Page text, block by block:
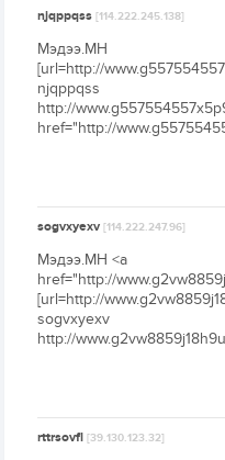
njqppqss[114.222.245.138]
Мэдээ.МН
[url=http://
njqppqss
http://
href="http://
sogvxyexv[114.222.247.96]
Мэдээ.МН <a
href="http://
[url=http://
sogvxyexv
http://
rttrsovfl[39.130.123.32]